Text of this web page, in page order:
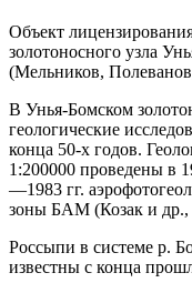
Объект
золотоносного узла
(Мельников,
В Унья-Бомском
геологические
конца 50-х годов.
1:200000 проведены в
—1983 гг.
зоны БАМ (Козак и др.,
Россыпи в системе р.
известны с конца